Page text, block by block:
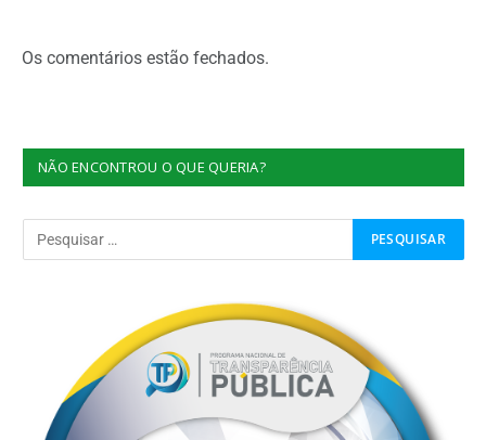
Os comentários estão fechados.
NÃO ENCONTROU O QUE QUERIA?